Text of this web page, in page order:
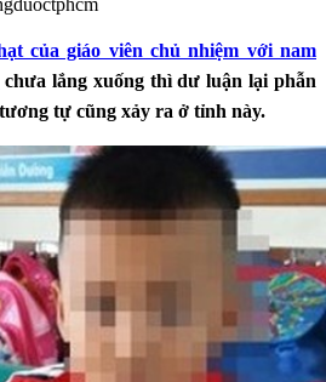
của giáo viên chủ nhiệm với nam
chưa lắng xuống thì dư luận lại phẫn
tự cũng xảy ra ở tỉnh này.